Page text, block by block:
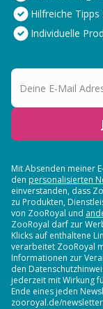
Hilfreiche
Individuelle
Deine E-Mail
Mit Absenden meiner
den personalisierten
einverstanden, dass
zu Produkten,
von ZooRoyal und
ZooRoyal darf zur
Klicks auf enthaltene
verarbeitet ZooRoyal
Informationen zur
den
jederzeit mit Wirkung
Ende eines jeden
zooroyal.de/